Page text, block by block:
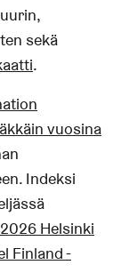
sekä
.
vuosina
Indeksi
Helsinki
Finland -